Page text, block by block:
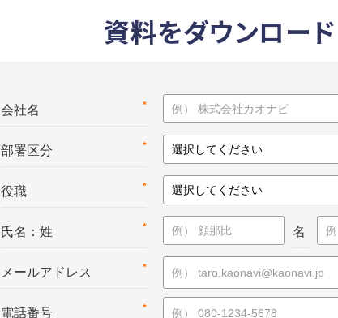
資料をダウンロード
*
会社名
*
部署区分
*
役職
*
氏名：姓 名
*
メールアドレス
*
電話番号